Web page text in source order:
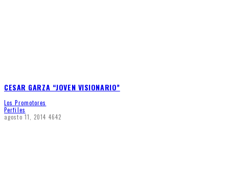
CESAR GARZA “JOVEN VISIONARIO”
Los Promotores
Perfiles
agosto 11, 2014 4642